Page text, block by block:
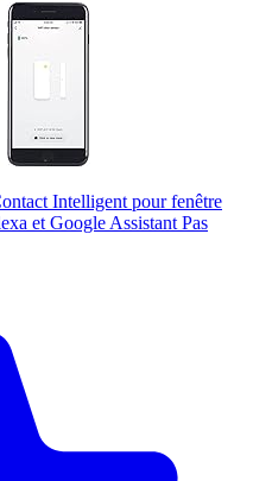
Intelligent pour fenêtre
et Google Assistant Pas